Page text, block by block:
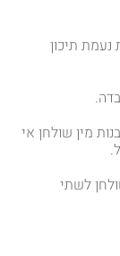
תיכון
מין שולחן אי
לשתי